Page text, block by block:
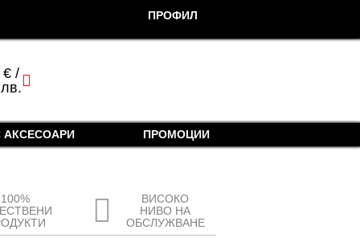
ПРОФИЛ
€/ cart
АКСЕСОАРИ ПРОМОЦИИ
100%
ВИСОКО
НИВО НА
ОБСЛУЖВАНЕ